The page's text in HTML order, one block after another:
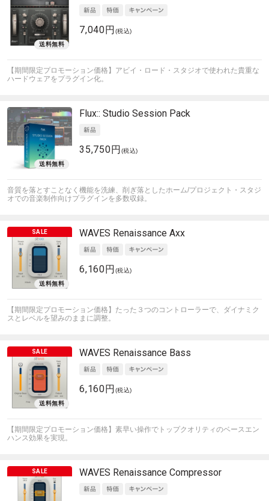
7,040円 (税込)
【期間限定プロモーション価格】アビイ・ロード・スタジオで使われた貴重な
ハードウェアをプラグイン化。
Flux:: Studio Session Pack
35,750円 (税込)
音質を落とすことなく機能を洗練、削ぎ落としたホーム/プロジェクト・スタジ
オでの音楽制作向けプラグインを多数収録。
WAVES Renaissance Axx
6,160円 (税込)
【期間限定プロモーション価格】たった３つのコントローラーで、ダイナミク
スとレベルを望みのままに調整。
WAVES Renaissance Bass
6,160円 (税込)
【期間限定プロモーション価格】素早い操作でトップクオリティのベースエン
ハンス効果を実現。
WAVES Renaissance Compressor